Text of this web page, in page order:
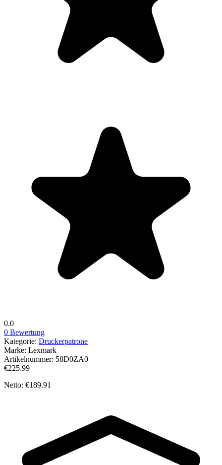
0.0
0 Bewertung
Kategorie: Druckerpatrone
Marke: Lexmark
Artikelnummer: 58D0ZA0
€225.99
Netto: €189.91